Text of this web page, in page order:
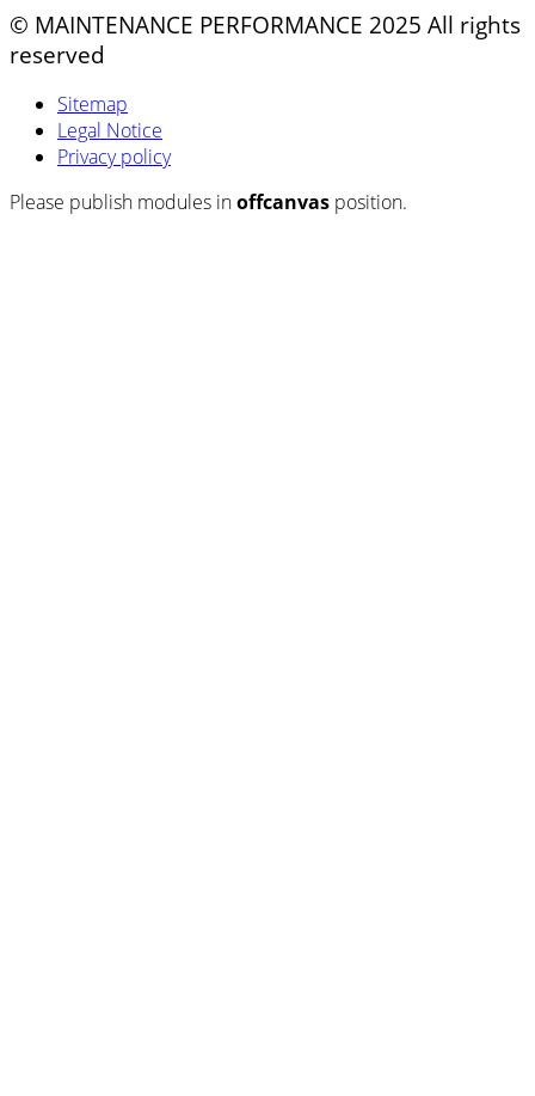
© MAINTENANCE PERFORMANCE 2025 All rights
reserved
Sitemap
Legal Notice
Privacy policy
Please publish modules inoffcanvas position.